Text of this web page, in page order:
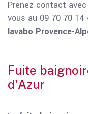
Prenez contact
vous au 09 70 70 14
lavabo Provence-
Fuite
d'Azur